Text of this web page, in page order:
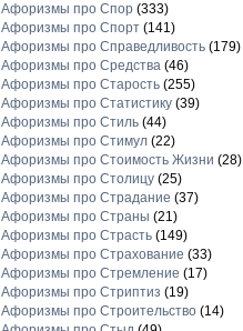
Афоризмы про Спор(333)
Афоризмы про Спорт(141)
Афоризмы про Справедливость(179)
Афоризмы про Средства(46)
Афоризмы про Старость(255)
Афоризмы про Статистику(39)
Афоризмы про Стиль(44)
Афоризмы про Стимул(22)
Афоризмы про Стоимость Жизни (28)
Афоризмы про Столицу(25)
Афоризмы про Страдание (37)
Афоризмы про Страны (21)
Афоризмы про Страсть(149)
Афоризмы про Страхование (33)
Афоризмы про Стремление (17)
Афоризмы про Стриптиз (19)
Афоризмы про Строительство(14)